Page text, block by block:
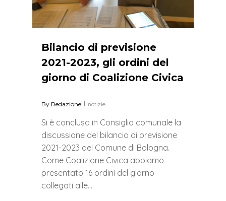
Bilancio di previsione
2021-2023, gli ordini del
giorno di Coalizione Civica
By Redazione notizie
Si è conclusa in Consiglio comunale la
discussione del bilancio di previsione
2021-2023 del Comune di Bologna.
Come Coalizione Civica abbiamo
presentato 16 ordini del giorno
collegati alle…